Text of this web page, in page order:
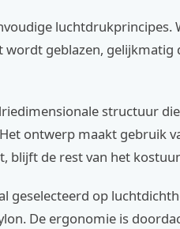
luchtdrukprincipes.
geblazen, gelijkmatig
structuur
ontwerp maakt gebruik
blijft de rest van het
geselecteerd op
De ergonomie is